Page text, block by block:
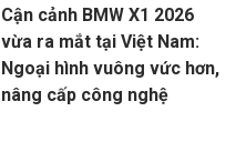
Cận cảnh BMW X1 2026
vừa ra mắt tại Việt Nam:
Ngoại hình vuông vức hơn,
nâng cấp công nghệ